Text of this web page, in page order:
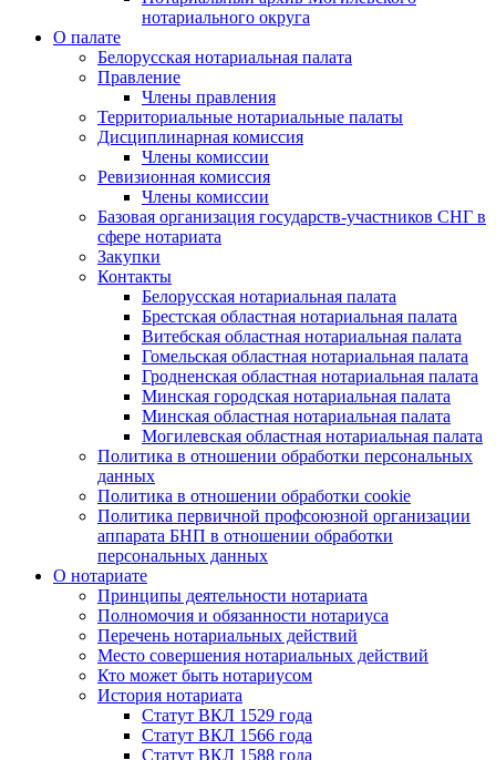
нотариального округа
О палате
Белорусская нотариальная палата
Правление
Члены правления
Территориальные нотариальные палаты
Дисциплинарная комиссия
Члены комиссии
Ревизионная комиссия
Члены комиссии
Базовая организация государств-участников СНГ в
сфере нотариата
Закупки
Контакты
Белорусская нотариальная палата
Брестская областная нотариальная палата
Витебская областная нотариальная палата
Гомельская областная нотариальная палата
Гродненская областная нотариальная палата
Минская городская нотариальная палата
Минская областная нотариальная палата
Могилевская областная нотариальная палата
Политика в отношении обработки персональных
данных
Политика в отношении обработки cookie
Политика первичной профсоюзной организации
аппарата БНП в отношении обработки
персональных данных
О нотариате
Принципы деятельности нотариата
Полномочия и обязанности нотариуса
Перечень нотариальных действий
Место совершения нотариальных действий
Кто может быть нотариусом
История нотариата
Статут ВКЛ 1529 года
Статут ВКЛ 1566 года
Статут ВКЛ 1588 года